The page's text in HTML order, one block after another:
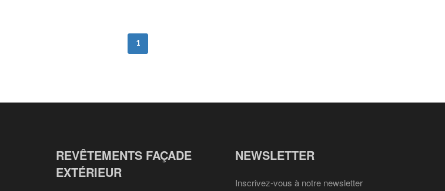
1
REVÊTEMENTS FAÇADE
EXTÉRIEUR
NEWSLETTER
Inscrivez-vous à notre newsletter